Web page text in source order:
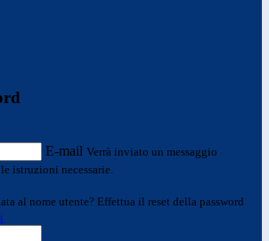
E-mail Verrà inviato un messaggio
istruzioni necessarie.
al nome utente? Effettua il reset della password